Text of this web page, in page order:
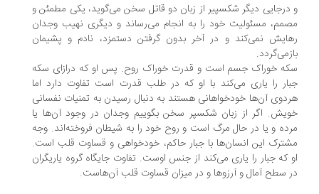
دیگر شکسپیر از زبان دو قاتل سخن می‌گوید، یکی مطمئن و
مسئولیت خود را به انجام می‌رساند و دیگری نهیب وجدان
نمی‌کند و در آخر بدون گرفتن دستمزد، نادم و پشیمان
خوراک جسم است و قدرت خوراک روح. پس او که درازای سکه
را یاری می‌کند با او که در طلب قدرت است تفاوت دارد اما
آن‌ها خودخواهانی هستند به دنبال رسیدن به تمنیات نفسانی
اگر از زبان شکسپر سخن بگوییم وجدان در وجود آن‌ها یا
و یا در حال مرگ است و روح خود را به شیطان فروخته‌اند. وجه
این انسان‌ها با جبار حاکم، خودخواهی و قساوت قلب است.
که جبار را یاری می‌کند از جنس اوست. تفاوت جایگاه گروه یاریگران
سطح آمال و آرزوها و در میزان قساوت قلب آن‌هاست.